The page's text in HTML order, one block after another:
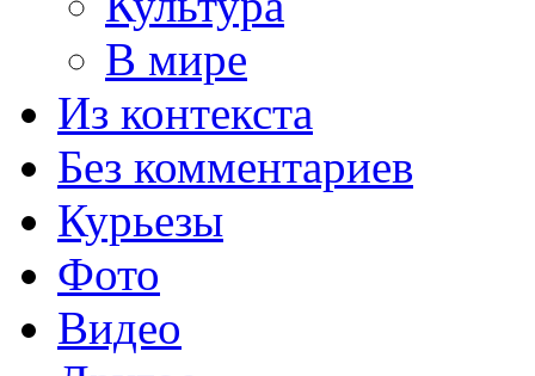
В мире
Из контекста
Без комментариев
Курьезы
Фото
Видео